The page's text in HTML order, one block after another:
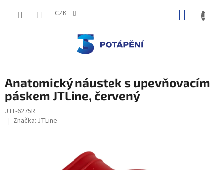
CZK
Anatomický náustek s upevňovacím
páskem JTLine, červený
JTL-6275R
Značka: JTLine